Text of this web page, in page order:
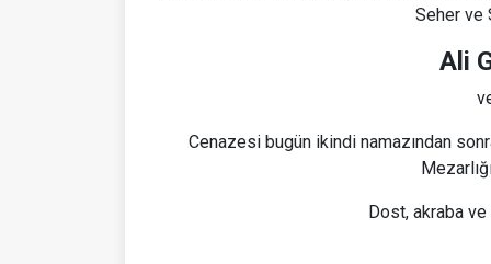
Seher ve
Ali
Cenazesi bugün ikindi namazından
Dost, akraba